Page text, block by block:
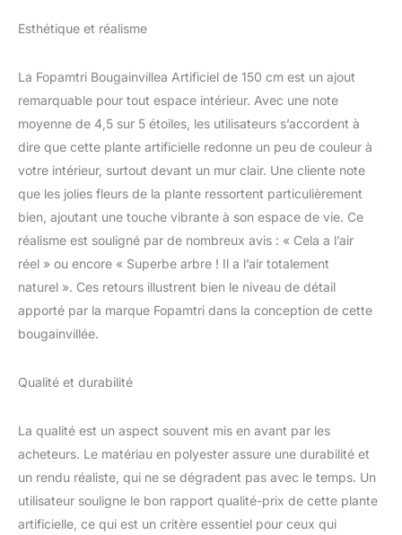
: Les plantes artificielles
ont une fraîcheur
flétrit pas et ne se
décolore pas comme les
vraies plantes. Elles
apportent facilement le
charme de la nature à
l'intérieur FACILE À
ASSEMBLER:
L'installation de l'arbre
artificielle interieur est
d'installer l'arbre en
les flèches TAILLE
IDEALE : Ce
bougainvillea artificiel
mesure 180 cm de haut,
le diamètre du pot est de
26.5 cm et la hauteur est
Esthétique et réalisme
La Fopamtri Bougainvillea Artificiel de 150 cm est un ajout
remarquable pour tout espace intérieur. Avec une note
moyenne de 4,5 sur 5 étoiles, les utilisateurs s’accordent à
dire que cette plante artificielle redonne un peu de couleur à
votre intérieur, surtout devant un mur clair. Une cliente note
que les jolies fleurs de la plante ressortent particulièrement
bien, ajoutant une touche vibrante à son espace de vie. Ce
réalisme est souligné par de nombreux avis : « Cela a l’air
réel » ou encore « Superbe arbre ! Il a l’air totalement
naturel ». Ces retours illustrent bien le niveau de détail
apporté par la marque Fopamtri dans la conception de cette
bougainvillée.
Qualité et durabilité
La qualité est un aspect souvent mis en avant par les
acheteurs. Le matériau en polyester assure une durabilité et
un rendu réaliste, qui ne se dégradent pas avec le temps. Un
utilisateur souligne le bon rapport qualité-prix de cette plante
artificielle, ce qui est un critère essentiel pour ceux qui